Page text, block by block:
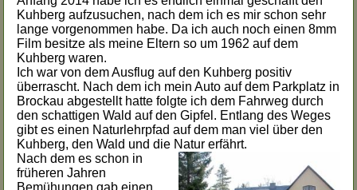
Kuhberg aufzusuchen, nach dem ich es mir schon sehr
lange vorgenommen habe. Da ich auch noch einen 8mm
Film besitze als meine Eltern so um 1962 auf dem
Kuhberg waren.
Ich war von dem Ausflug auf den Kuhberg positiv
überrascht. Nach dem ich mein Auto auf dem Parkplatz in
Brockau abgestellt hatte folgte ich dem Fahrweg durch
den schattigen Wald auf den Gipfel. Entlang des Weges
gibt es einen Naturlehrpfad auf dem man viel über den
Kuhberg, den Wald und die Natur erfährt.
Nach dem es schon in
früheren Jahren